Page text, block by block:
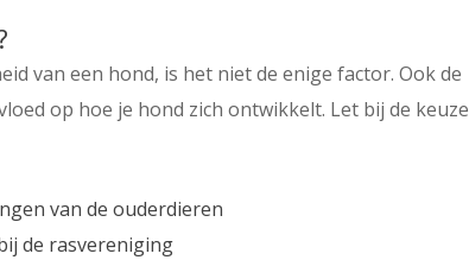
van een hond, is het niet de enige factor. Ook de
op hoe je hond zich ontwikkelt. Let bij de keuze
van de ouderdieren
de rasvereniging